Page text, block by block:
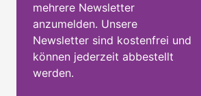
mehrere Newsletter
anzumelden. Unsere
Newsletter sind kostenfrei und
können jederzeit abbestellt
werden.